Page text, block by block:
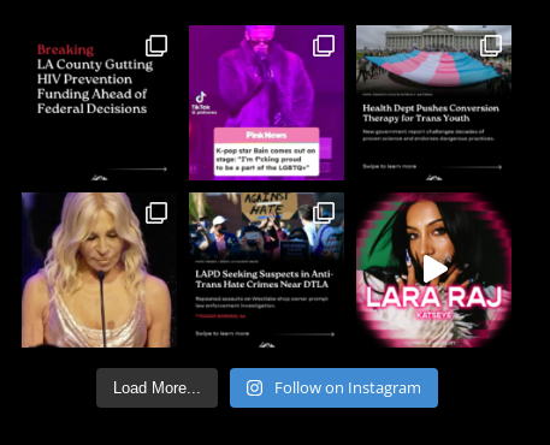
Load More... Follow on Instagram